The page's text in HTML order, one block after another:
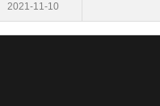
2021-11-10